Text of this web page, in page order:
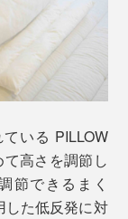
いる PILLOW
高さを調節し
節できるまく
した低反発に対